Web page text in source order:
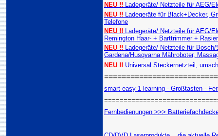
NEU !! Ladegeräte/ Netzteile für AEG/
NEU !! Ladegeräte für Black+Decker,
Telefone
NEU !! Ladegeräte/ Netzteile für AEG/
Remington Haar- + Barttrimmer +
NEU !! Ladegeräte/ Netzteile für
Gardena/Husqvarna Mähroboter,
NEU !! Universal Steckernetzteil,
smart easy 1 learning - Großtasten -
Fernbedienungen >>>